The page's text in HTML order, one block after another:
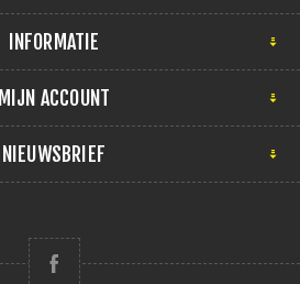
INFORMATIE
MIJN ACCOUNT
NIEUWSBRIEF